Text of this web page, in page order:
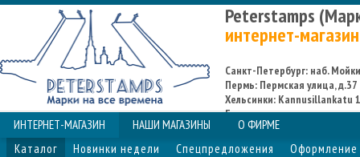
Peterstamps
интернет-магазин
Санкт-Петербург: наб.
Пермь: Пермская улица, д.37
Хельсинки: Kannusillankatu
Espoo
ИНТЕРНЕТ-МАГАЗИН НАШИ МАГАЗИНЫ
О ФИРМЕ
Каталог
Новинки недели Спецпредложения Оформление